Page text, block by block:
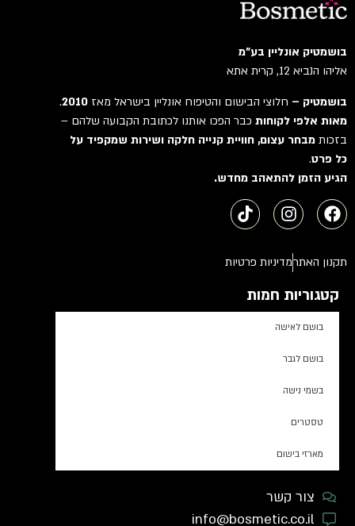
בושמטיק אונליין בע"מ
אליהו הנביא 12, קרית אתא
בושמטיק –חלוצי הבישום והטיפוח אונליין בישראל מאז2010
.
מאות אלפי לקוחותכבר הפכו אותנו לכתובת הקבועה שלהם –
בזכותמבחר עצום, חוויית קנייה חלקה ושירות שמקפיד על
כל פרט.
הגיע הזמן להתאהב מחדש.
תקנון האתרמדיניות פרטיות
קטגוריות חמות
בושם לאישה
בושם לגבר
בשמי נישה
טסטרים
מארזי בישום
צור קשר
info@bosmetic.co.il